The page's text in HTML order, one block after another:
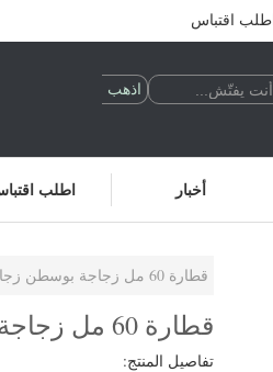
اطلب اقتباس
اطلب أخبار
قطارة 60 مل زجاجة بوسطن زجاجية عنبر للجسم لزيت التدليك
قطارة 60 مل زجاجة بوسطن زجاجية عنبر للجسم لزيت التدليك
تفاصيل المنتج: